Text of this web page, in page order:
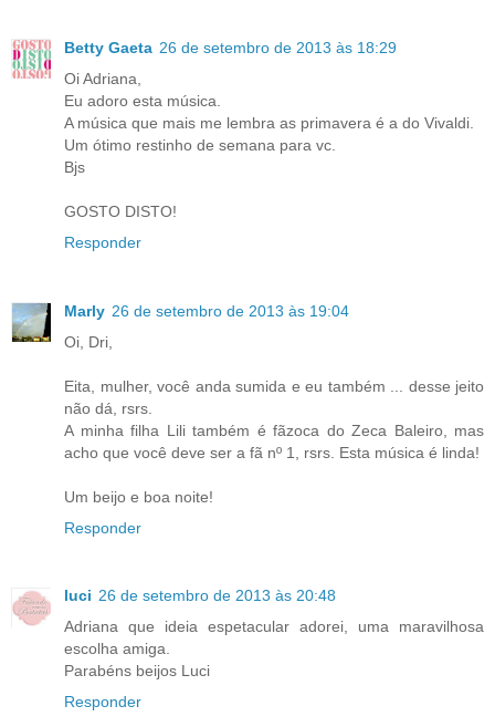
Betty Gaeta 26 de setembro de 2013 às 18:29
Oi Adriana,
Eu adoro esta música.
A música que mais me lembra as primavera é a do Vivaldi.
Um ótimo restinho de semana para vc.
Bjs
GOSTO DISTO!
Responder
Marly 26 de setembro de 2013 às 19:04
Oi, Dri,
Eita, mulher, você anda sumida e eu também ... desse jeito
não dá, rsrs.
A minha filha Lili também é fãzoca do Zeca Baleiro, mas
acho que você deve ser a fã nº 1, rsrs. Esta música é linda!
Um beijo e boa noite!
Responder
luci 26 de setembro de 2013 às 20:48
Adriana que ideia espetacular adorei, uma maravilhosa
escolha amiga.
Parabéns beijos Luci
Responder